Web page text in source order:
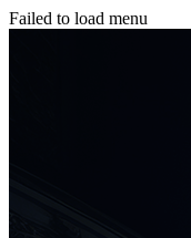
Failed to load menu